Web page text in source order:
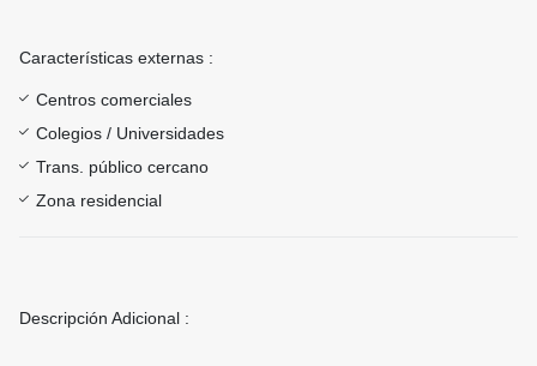
Características externas :
Centros comerciales
Colegios / Universidades
Trans. público cercano
Zona residencial
Descripción Adicional :